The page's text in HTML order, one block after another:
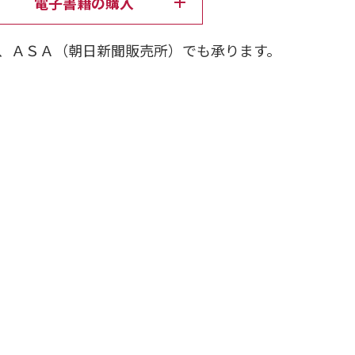
ＡＳＡ（朝日新聞販売所）でも承ります。